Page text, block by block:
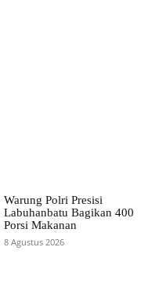
Warung Polri Presisi
Labuhanbatu Bagikan 400
Porsi Makanan
8 Agustus 2026